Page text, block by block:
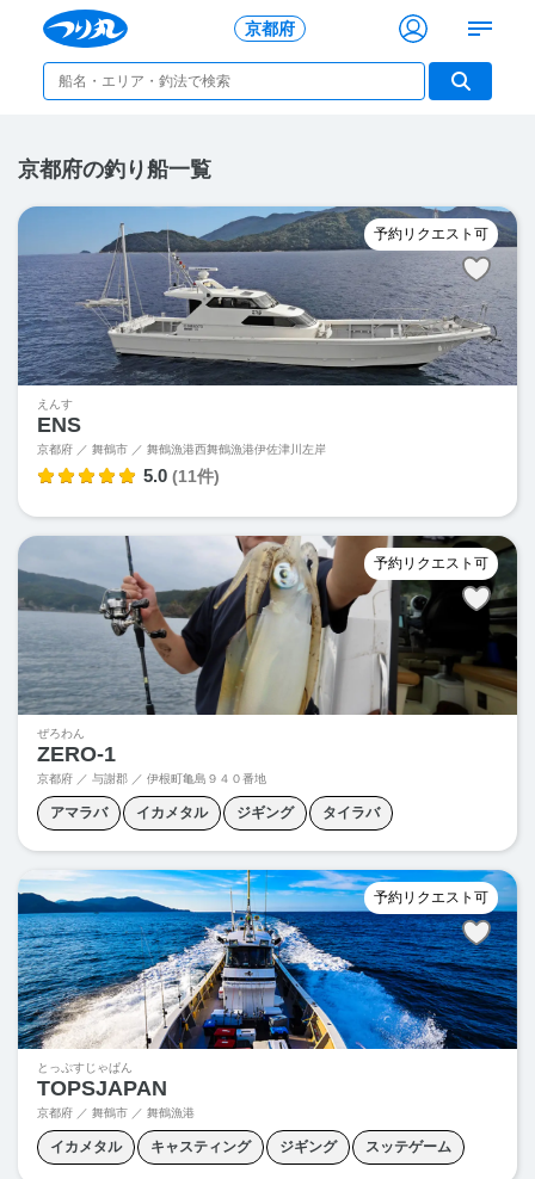
京都府
京都府の釣り船一覧
予約リクエスト可
えんす
ENS
京都府 ／ 舞鶴市 ／ 舞鶴漁港西舞鶴漁港伊佐津川左岸
5.0 (11件)
予約リクエスト可
ぜろわん
ZERO-1
京都府 ／ 与謝郡 ／ 伊根町亀島９４０番地
アマラバ イカメタル ジギング タイラバ
ティップラン 寒ブリジギング 青物ジギング
予約リクエスト可
とっぷすじゃぱん
TOPSJAPAN
京都府 ／ 舞鶴市 ／ 舞鶴漁港
イカメタル キャスティング ジギング スッテゲーム